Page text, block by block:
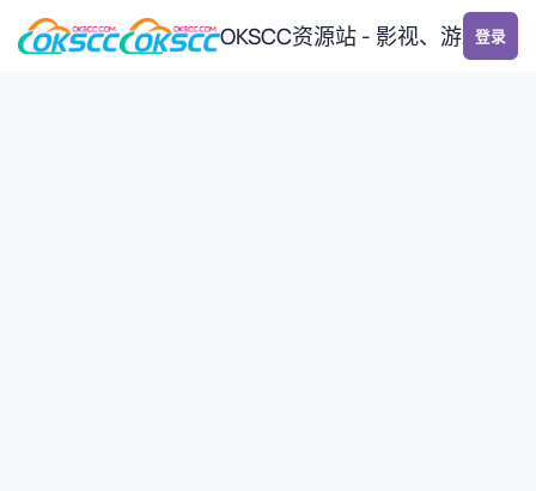
跳转到帖子
OKSCC资源站 - 影视、游戏、
登录